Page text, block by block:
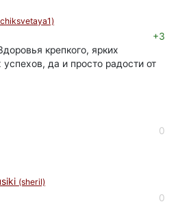
+3
крепкого, ярких
успехов, да и просто радости от
0
(sheril)
0